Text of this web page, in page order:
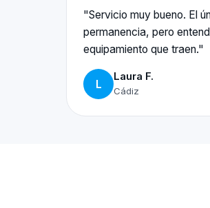
"Servicio muy bueno. El
permanencia, pero
equipamiento que traen."
L
Laura F.
Cádiz